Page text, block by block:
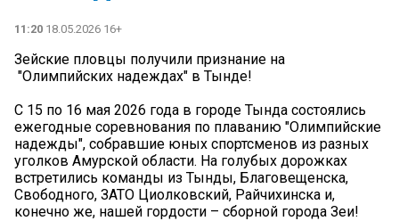
11:20 18.05.2026 16+
Зейские пловцы получили признание на
"Олимпийских надеждах" в Тынде!
С 15 по 16 мая 2026 года в городе Тында состоялись
ежегодные соревнования по плаванию "Олимпийские
надежды", собравшие юных спортсменов из разных
уголков Амурской области. На голубых дорожках
встретились команды из Тынды, Благовещенска,
Свободного, ЗАТО Циолковский, Райчихинска и,
конечно же, нашей гордости – сборной города Зеи!